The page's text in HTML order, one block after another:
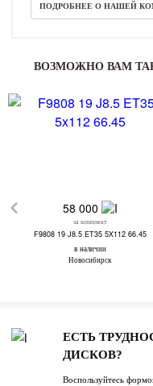
ПОДРОБНЕЕ О НАШЕЙ
ВОЗМОЖНО ВАМ
58 000
за комплект
F9808 19 J8.5 ET35 5X112 66.45
в наличии
Новосибирск
ЕСТЬ
ДИСКОВ?
Воспользуйтесь